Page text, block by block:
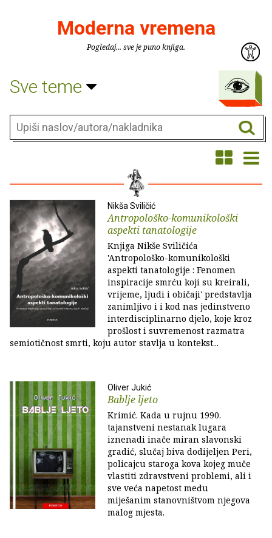
Moderna vremena
Pogledaj... sve je puno knjiga.
Sve teme
Nikša Sviličić
Antropološko-komunikološki
aspekti tanatologije
Knjiga Nikše Sviličića
'Antropološko-komunikološki
aspekti tanatologije : Fenomen
inspiracije smrću koji su kreirali,
vrijeme, ljudi i običaji' predstavlja
zanimljivo i i kod nas jedinstveno
interdisciplinarno djelo, koje kroz
prošlost i suvremenost razmatra
semiotičnost smrti, koju autor stavlja u kontekst...
Oliver Jukić
Bablje ljeto
Krimić. Kada u rujnu 1990.
tajanstveni nestanak lugara
iznenadi inače miran slavonski
gradić, slučaj biva dodijeljen Peri,
policajcu staroga kova kojeg muče
vlastiti zdravstveni problemi, ali i
sve veća napetost među
miješanim stanovništvom njegova
malog mjesta.